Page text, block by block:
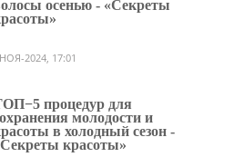
осенью - «Секреты
2024, 17:01
процедур для
молодости и
в холодный сезон -
красоты»